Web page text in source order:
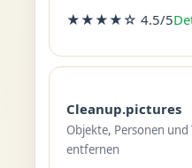
★★★★☆ 4.5/5
Cleanup.pictures
Objekte, Personen und
entfernen